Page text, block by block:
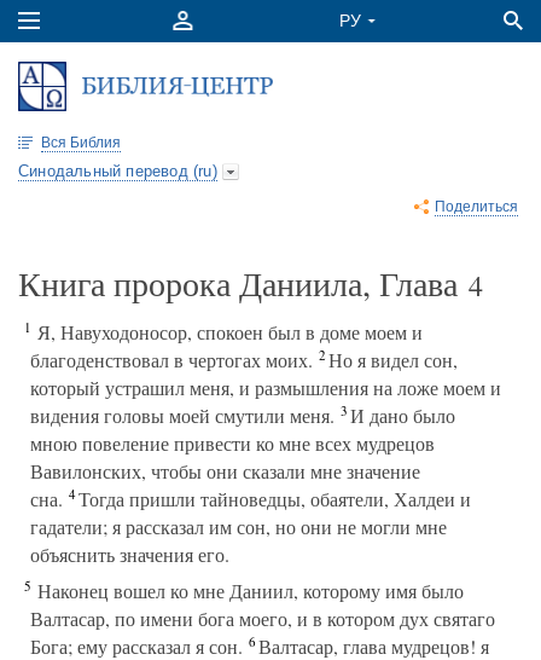
Вся Библия
Синодальный перевод (ru)
Поделиться
Книга пророка Даниила, Глава 4
1 Я, Навуходоносор, спокоен был в доме моем и
благоденствовал в чертогах моих. 2Но я видел сон,
который устрашил меня, и размышления на ложе моем и
видения головы моей смутили меня. 3И дано было
мною повеление привести ко мне всех мудрецов
Вавилонских, чтобы они сказали мне значение
сна. 4Тогда пришли тайноведцы, обаятели, Халдеи и
гадатели; я рассказал им сон, но они не могли мне
объяснить значения его.
5 Наконец вошел ко мне Даниил, которому имя было
Валтасар, по имени бога моего, и в котором дух святаго
Бога; ему рассказал я сон. 6Валтасар, глава мудрецов! я